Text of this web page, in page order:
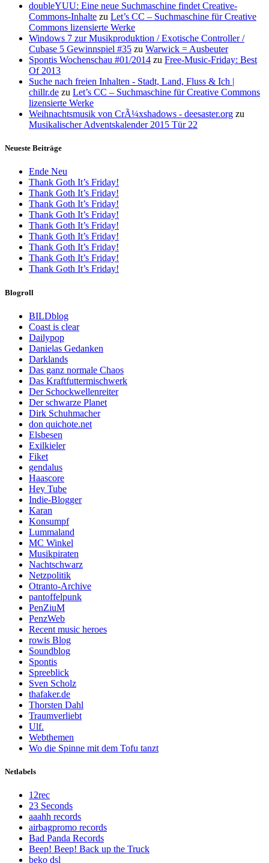
doubleYUU: Eine neue Suchmaschine findet Creative-
Commons-Inhalte zu Let’s CC – Suchmaschine für Creative
Commons lizensierte Werke
Windows 7 zur Musikproduktion / Exotische Controller /
Cubase 5 Gewinnspiel #35 zu Warwick = Ausbeuter
Spontis Wochenschau #01/2014 zu Free-Music-Friday: Best
Of 2013
Suche nach freien Inhalten - Stadt, Land, Fluss & Ich |
chillr.de zu Let’s CC – Suchmaschine für Creative Commons
lizensierte Werke
Weihnachtsmusik von CrÃ¼xshadows - deesaster.org zu
Musikalischer Adventskalender 2015 Tür 22
Neueste Beiträge
Ende Neu
Thank Goth It’s Friday!
Thank Goth It’s Friday!
Thank Goth It’s Friday!
Thank Goth It’s Friday!
Thank Goth It’s Friday!
Thank Goth It’s Friday!
Thank Goth It’s Friday!
Thank Goth It’s Friday!
Thank Goth It’s Friday!
Blogroll
BILDblog
Coast is clear
Dailypop
Danielas Gedanken
Darklands
Das ganz normale Chaos
Das Kraftfuttermischwerk
Der Schockwellenreiter
Der schwarze Planet
Dirk Schuhmacher
don quichote.net
Elsbesen
Exilkieler
Fiket
gendalus
Haascore
Hey Tube
Indie-Blogger
Karan
Konsumpf
Lummaland
MC Winkel
Musikpiraten
Nachtschwarz
Netzpolitik
Otranto-Archive
pantoffelpunk
PenZiuM
PenzWeb
Recent music heroes
rowis Blog
Soundblog
Spontis
Spreeblick
Sven Scholz
thafaker.de
Thorsten Dahl
Traumverliebt
Ulf.
Webthemen
Wo die Spinne mit dem Tofu tanzt
Netlabels
12rec
23 Seconds
aaahh records
airbagpromo records
Bad Panda Records
Beep! Beep! Back up the Truck
beko dsl